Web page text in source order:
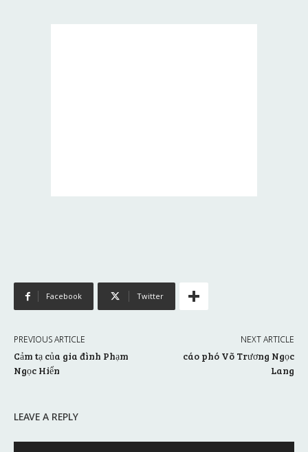
Facebook Twitter
PREVIOUS ARTICLE
Cảm tạ của gia đình Phạm
Ngọc Hiển
NEXT ARTICLE
cáo phó Võ Trương Ngọc
Lang
LEAVE A REPLY